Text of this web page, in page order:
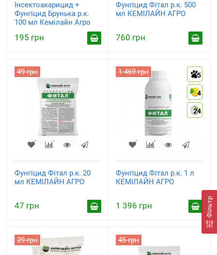
Фільтр
Інсектоакарицид +
Фунгіцид Брунька р.к.
100 мл Кемілайн Агро
195 грн
Фунгіцид Фітал р.к. 500
мл КЕМІЛАЙН АГРО
760 грн
49 грн
Фунгіцид Фітал р.к. 20
мл КЕМІЛАЙН АГРО
47 грн
5
4
24
1 469 грн
Фунгіцид Фітал р.к. 1 л
КЕМІЛАЙН АГРО
1 396 грн
29 грн 45 грн